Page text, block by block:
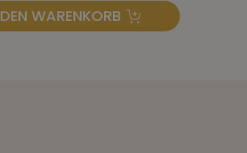
den gewünschten
WARENKORB